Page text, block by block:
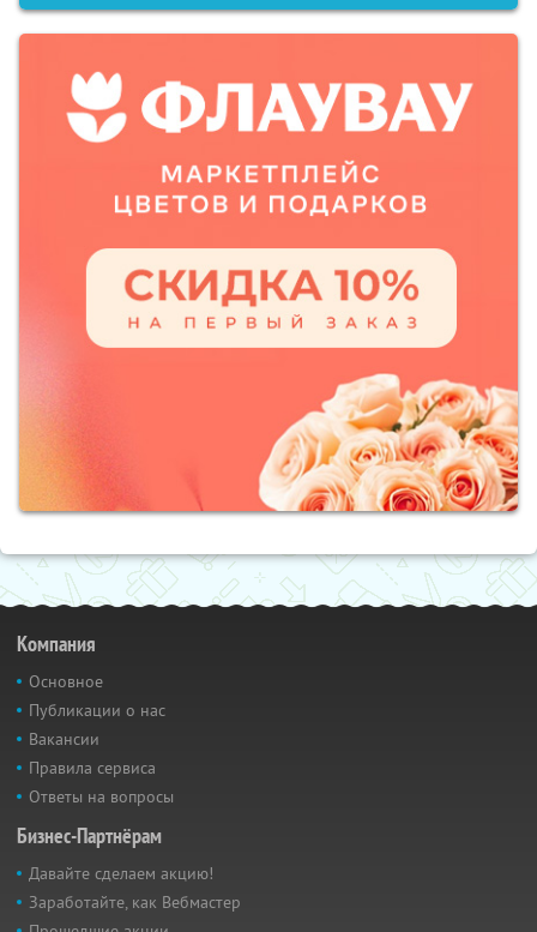
Компания
Основное
Публикации о нас
Вакансии
Правила сервиса
Ответы на вопросы
Бизнес-Партнёрам
Давайте сделаем акцию!
Заработайте, как Вебмастер